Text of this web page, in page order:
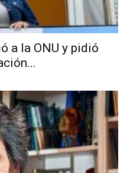
a la ONU y pidió